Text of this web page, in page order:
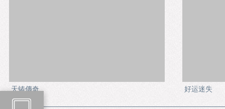
天铸傳奇 好运迷失